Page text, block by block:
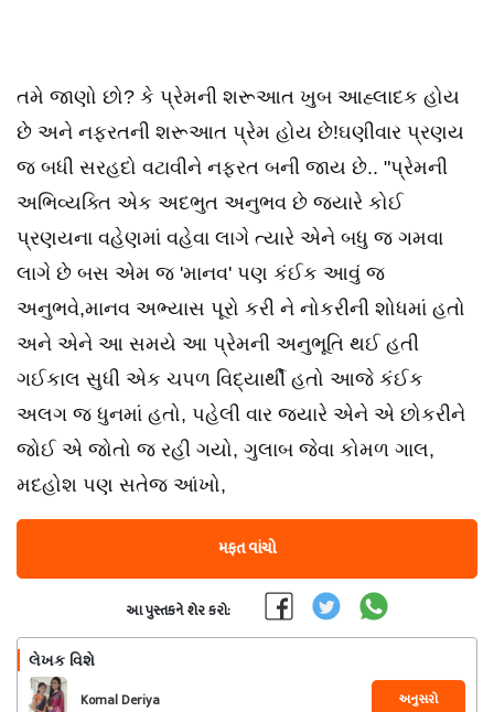
તમે જાણો છો? કે પ્રેમની શરૂઆત ખુબ આહ્લાદક હોય
છે અને નફરતની શરૂઆત પ્રેમ હોય છે!ઘણીવાર પ્રણય
જ બધી સરહદો વટાવીને નફરત બની જાય છે.. "પ્રેમની
અભિવ્યક્તિ એક અદભુત અનુભવ છે જ્યારે કોઈ
પ્રણયના વહેણમાં વહેવા લાગે ત્યારે એને બધુ જ ગમવા
લાગે છે બસ એમ જ 'માનવ' પણ કંઈક આવું જ
અનુભવે,માનવ અભ્યાસ પૂરો કરી ને નોકરીની શોધમાં હતો
અને એને આ સમયે આ પ્રેમની અનુભૂતિ થઈ હતી
ગઈકાલ સુધી એક ચપળ વિદ્યાર્થી હતો આજે કંઈક
અલગ જ ધુનમાં હતો, પહેલી વાર જ્યારે એને એ છોકરીને
જોઈ એ જોતો જ રહી ગયો, ગુલાબ જેવા કોમળ ગાલ,
મદહોશ પણ સતેજ આંખો,
મફત વાંચો
આ પુસ્તકને શેર કરો:
લેખક વિશે
Komal Deriya અનુસરો